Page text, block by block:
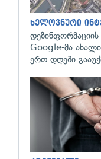
ხელოვნური
დეზინფორმაციის
Google-მა
ერთ დღეში